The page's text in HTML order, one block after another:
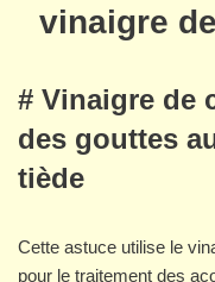
vinaigre
# Vinaigre de
des gouttes
tiède
Cette astuce utilise le
pour le traitement des